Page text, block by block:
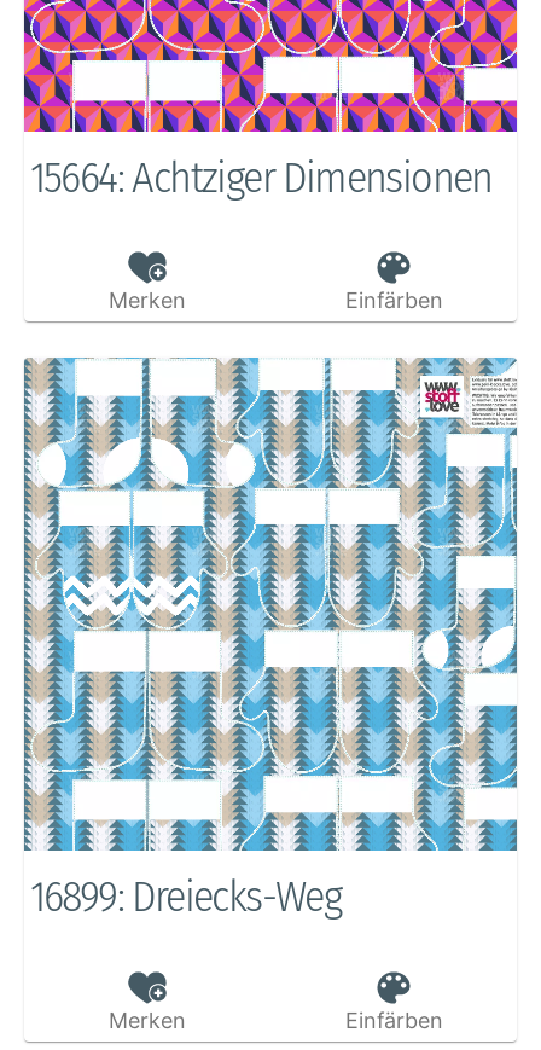
15664: Achtziger Dimensionen
Merken Einfärben
16899: Dreiecks-Weg
Merken Einfärben